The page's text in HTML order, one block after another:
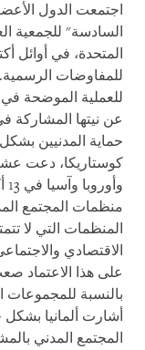
اجتمعت الدول
السادسة" للجمعية
للمفاوضات
عن نيتها المشاركة
حماية المدنيين
كوستاريكا، دعت
منظمات المجتمع
المنظمات التي لا
الاقتصادي
على هذا الاعتماد
بالنسبة للمجموعات
أشارت ألمانيا
المجتمع المدني